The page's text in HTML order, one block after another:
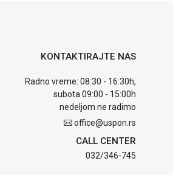
KONTAKTIRAJTE NAS
Radno vreme: 08:30 - 16:30h,
subota 09:00 - 15:00h
nedeljom ne radimo
office@uspon.rs
CALL CENTER
032/346-745